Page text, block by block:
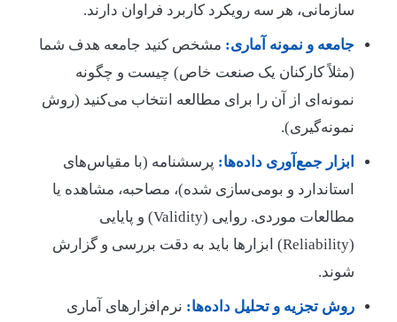
سازمانی، هر سه رویکرد کاربرد فراوان دارند.
جامعه و نمونه آماری: مشخص کنید جامعه هدف شما
(مثلاً کارکنان یک صنعت خاص) چیست و چگونه
نمونه‌ای از آن را برای مطالعه انتخاب می‌کنید (روش
نمونه‌گیری).
ابزار جمع‌آوری داده‌ها: پرسشنامه (با مقیاس‌های
استاندارد و بومی‌سازی شده)، مصاحبه، مشاهده یا
مطالعات موردی. روایی (Validity) و پایایی
(Reliability) ابزارها باید به دقت بررسی و گزارش
شوند.
روش تجزیه و تحلیل داده‌ها: نرم‌افزارهای آماری